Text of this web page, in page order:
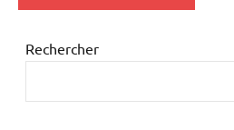
Rechercher